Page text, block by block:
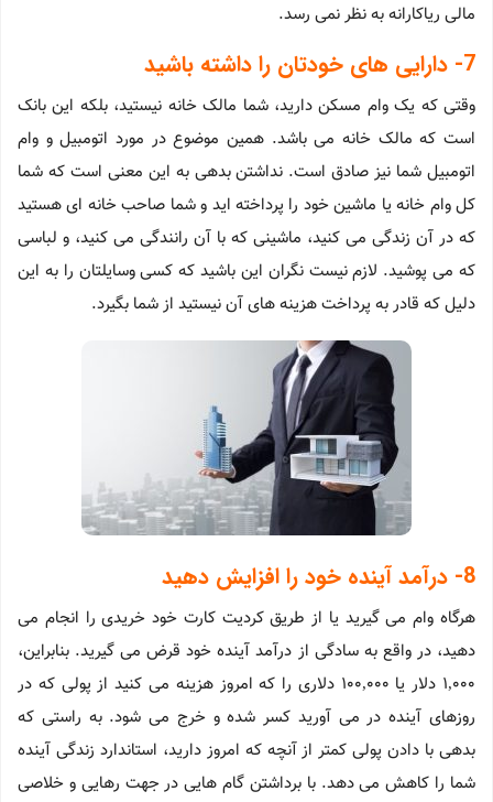
مالی ریاکارانه به نظر نمی رسد.
7- دارایی های خودتان را داشته باشید
وقتی که یک وام مسکن دارید، شما مالک خانه نیستید، بلکه این بانک
است که مالک خانه می باشد. همین موضوع در مورد اتومبیل و وام
اتومبیل شما نیز صادق است. نداشتن بدهی به این معنی است که شما
کل وام خانه یا ماشین خود را پرداخته اید و شما صاحب خانه ای هستید
که در آن زندگی می کنید، ماشینی که با آن رانندگی می کنید، و لباسی
که می پوشید. لازم نیست نگران این باشید که کسی وسایلتان را به این
دلیل که قادر به پرداخت هزینه های آن نیستید از شما بگیرد.
8- درآمد آینده خود را افزایش دهید
هرگاه وام می گیرید یا از طریق کردیت کارت خود خریدی را انجام می
دهید، در واقع به سادگی از درآمد آینده خود قرض می گیرید. بنابراین،
1,000 دلار یا 100,000 دلاری را که امروز هزینه می کنید از پولی که در
روزهای آینده در می آورید کسر شده و خرج می شود. به راستی که
بدهی با دادن پولی کمتر از آنچه که امروز دارید، استاندارد زندگی آینده
شما را کاهش می دهد. با برداشتن گام هایی در جهت رهایی و خلاصی